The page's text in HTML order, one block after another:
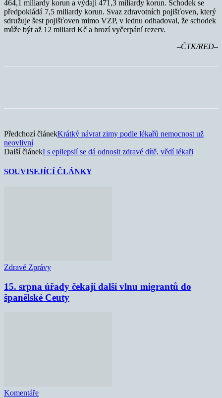
464,1 miliardy korun a výdaji 471,3 miliardy korun. Schodek se
předpokládá 7,5 miliardy korun. Svaz zdravotních pojišťoven, který
sdružuje šest pojišťoven mimo VZP, v lednu odhadoval, že schodek
může být až 12 miliard Kč a hrozí vyčerpání rezerv.
–ČTK/RED–
Předchozí článekKrátký návrat zimy podle lékařů nemocnost už
neovlivní
Další článekI s epilepsií se dá odnosit zdravé dítě, vědí lékaři
SOUVISEJÍCÍ ČLÁNKY
Zdravé Zprávy
15. srpna úřady čekají další vlnu migrantů do
španělské Ceuty
Komentáře